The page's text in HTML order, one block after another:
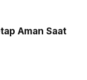
Aman Saat